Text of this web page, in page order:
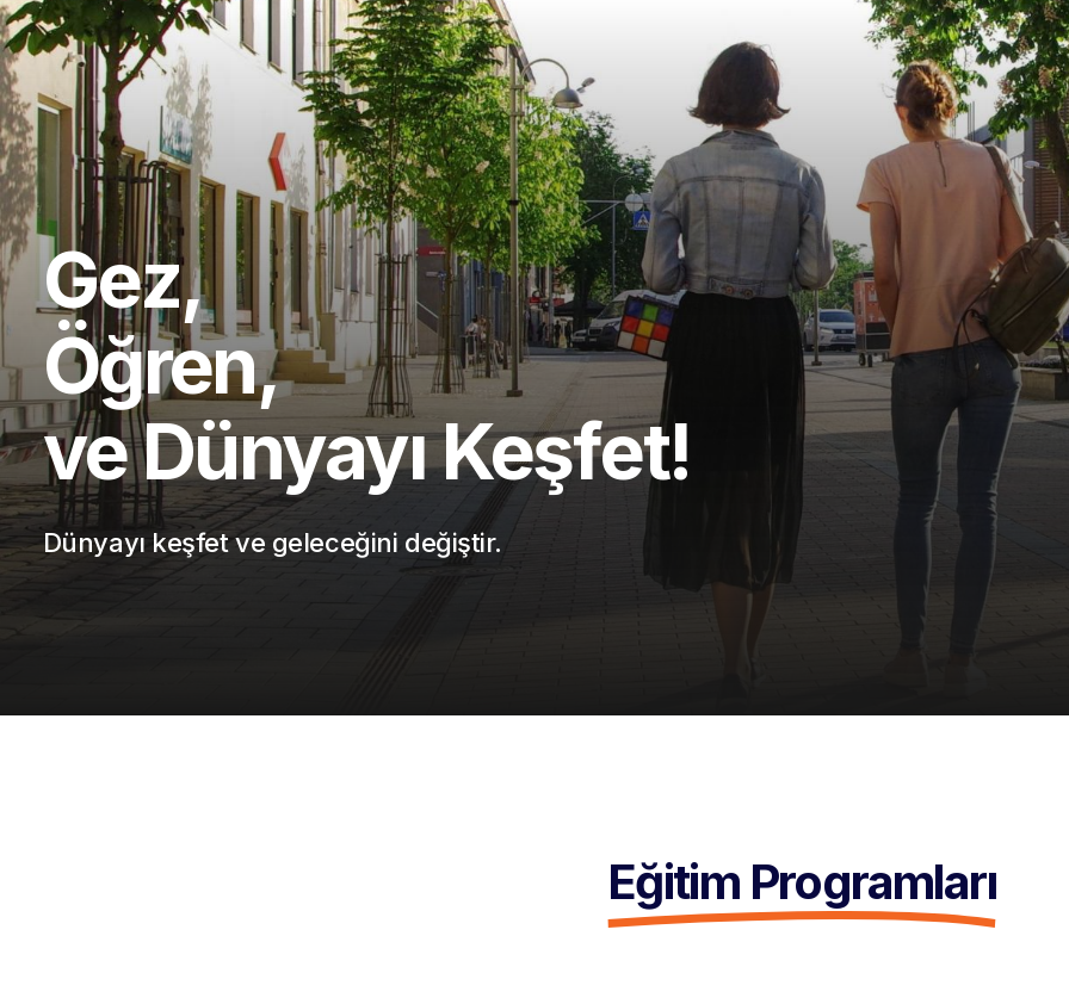
Gez,
Öğren,
ve Dünyayı Keşfet!
Dünyayı keşfet ve geleceğini değiştir.
Eğitim Programları